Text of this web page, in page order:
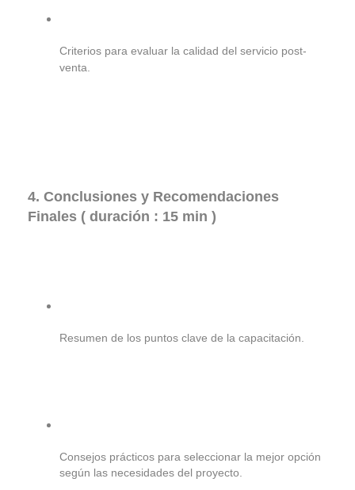
Criterios para evaluar la calidad del servicio post-
venta.
4. Conclusiones y Recomendaciones
Finales ( duración : 15 min )
Resumen de los puntos clave de la capacitación.
Consejos prácticos para seleccionar la mejor opción
según las necesidades del proyecto.